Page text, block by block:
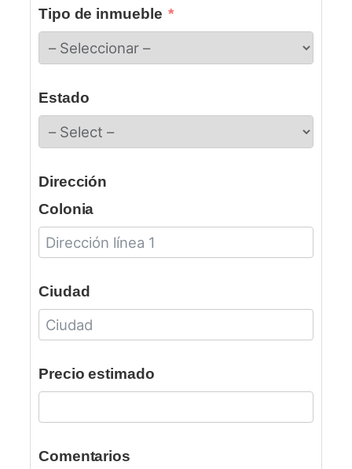
Tipo de inmueble
Estado
Dirección
Colonia
Ciudad
Precio estimado
Comentarios